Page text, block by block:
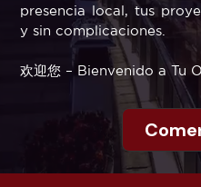
presencia local, tus
y sin complicaciones.
欢迎您 – Bienvenido a Tu